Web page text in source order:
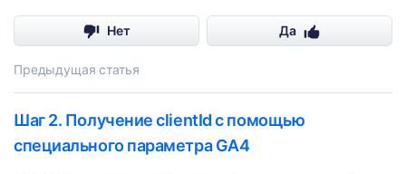
Нет Да
Предыдущая статья
Шаг 2. Получение clientId с помощью
специального параметра GA4